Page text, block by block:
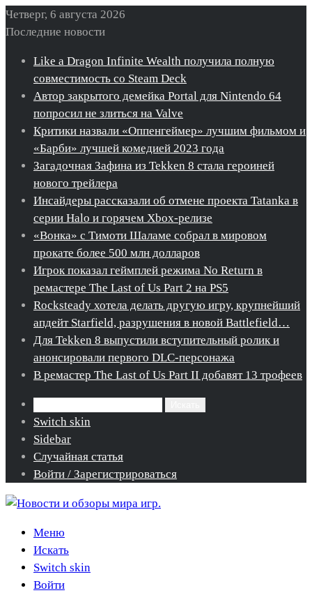
Четверг, 6 августа 2026
Последние новости
Like a Dragon Infinite Wealth получила полную
совместимость со Steam Deck
Автор закрытого демейка Portal для Nintendo 64
попросил не злиться на Valve
Критики назвали «Оппенгеймер» лучшим фильмом и
«Барби» лучшей комедией 2023 года
Загадочная Зафина из Tekken 8 стала героиней
нового трейлера
Инсайдеры рассказали об отмене проекта Tatanka в
серии Halo и горячем Xbox-релизе
«Вонка» с Тимоти Шаламе собрал в мировом
прокате более 500 млн долларов
Игрок показал геймплей режима No Return в
ремастере The Last of Us Part 2 на PS5
Rocksteady хотела делать другую игру, крупнейший
апдейт Starfield, разрушения в новой Battlefield…
Для Tekken 8 выпустили вступительный ролик и
анонсировали первого DLC-персонажа
В ремастер The Last of Us Part II добавят 13 трофеев
Switch skin
Sidebar
Случайная статья
Войти / Зарегистрироваться
Меню
Искать
Switch skin
Войти